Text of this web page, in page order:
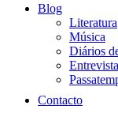
Blog
Literatura
Música
Diários
Contacto